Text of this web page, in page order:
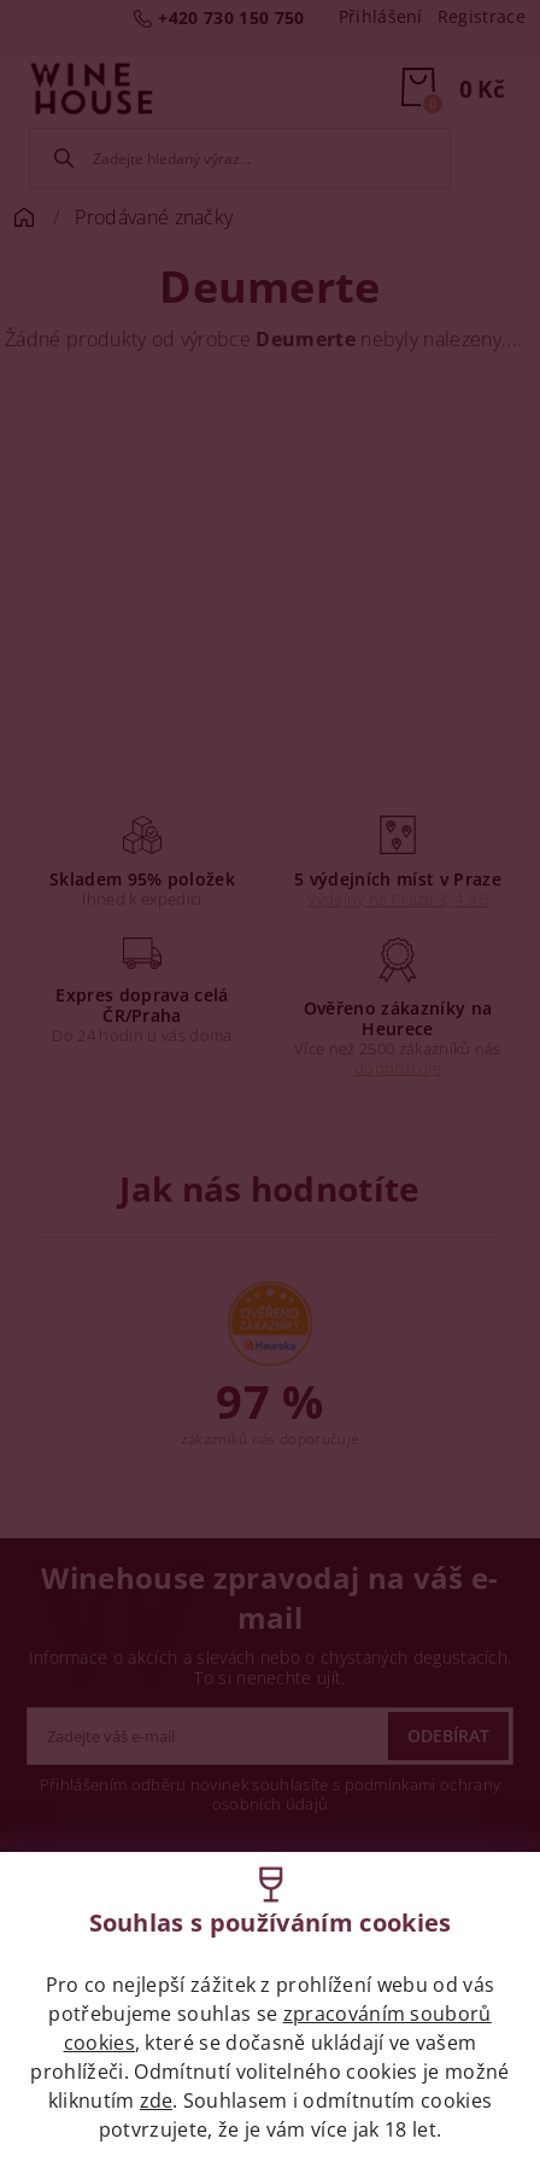
+420 730 150 750 Přihlášení Registrace
0 Kč
0
Prodávané značky
Deumerte
Žádné produkty od výrobce Deumertenebyly nalezeny....
Skladem 95% položek
Ihned k expedici
5 výdejních míst v Praze
Expres doprava celá
ČR/Praha
Do 24 hodin u vás doma
Ověřeno zákazníky na
Heurece
Více než 2500 zákazníků nás
Jak nás hodnotíte
97 %
Winehouse zpravodaj na váš e-
mail
Informace o akcích a slevách nebo o chystaných degustacích.
To si nenechte ujít.
Přihlášením odběru novinek souhlasíte s podmínkami ochrany
osobních údajů
Legislativa
Zákaz prodeje alkoholických nápojů osobám
mladších 18 let.
Naše služby
Souhlas s používáním cookies
Pro co nejlepší zážitek z prohlížení webu od vás
potřebujeme souhlas se zpracováním souborů
cookies, které se dočasně ukládají ve vašem
prohlížeči. Odmítnutí volitelného cookies je možné
kliknutím zde. Souhlasem i odmítnutím cookies
potvrzujete, že je vám více jak 18 let.